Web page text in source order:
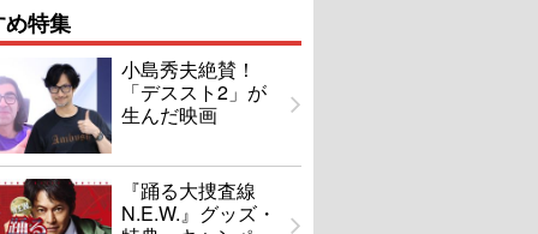
特集
小島秀夫絶賛！
「デススト2」が
生んだ映画
『踊る大捜査線
N.E.W.』グッズ・